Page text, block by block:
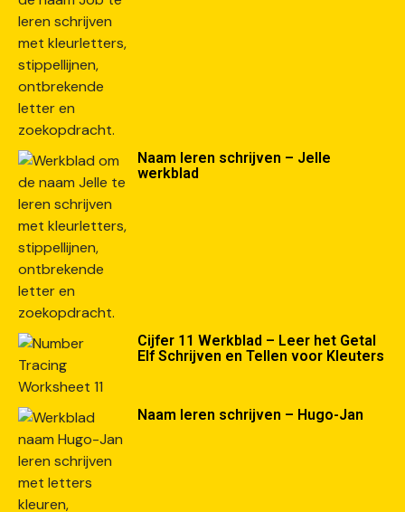
Naam leren schrijven – Jelle
werkblad
Cijfer 11 Werkblad – Leer het Getal
Elf Schrijven en Tellen voor Kleuters
Naam leren schrijven – Hugo-Jan